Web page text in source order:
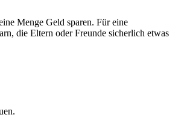
Menge Geld sparen. Für eine
die Eltern oder Freunde sicherlich etwas